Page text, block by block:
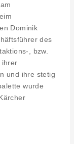
Dominik
des
, bzw.
ihrer
und ihre stetig
wurde